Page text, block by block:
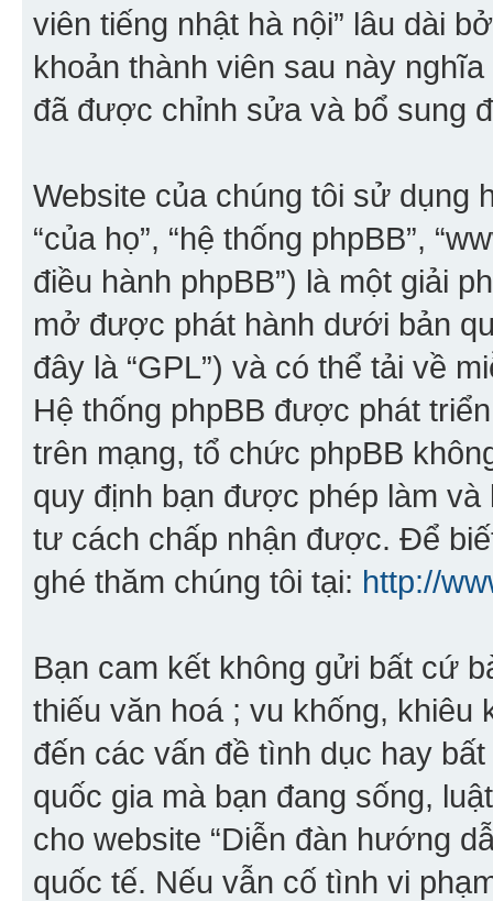
viên tiếng nhật hà nội” lâu dài
khoản thành viên sau này
đã được chỉnh sửa và bổ sung
Website của chúng tôi sử dụng
“của họ”, “hệ thống phpBB”,
điều hành phpBB”) là một giải
mở được phát hành dưới bản
đây là “GPL”) và có thể tải về
Hệ thống phpBB được phát
trên mạng, tổ chức phpBB
quy định bạn được phép làm
tư cách chấp nhận được. Để
ghé thăm chúng tôi tại: http://
Bạn cam kết không gửi bất cứ
thiếu văn hoá ; vu khống,
đến các vấn đề tình dục hay
quốc gia mà bạn đang sống,
cho website “Diễn đàn hướng
quốc tế. Nếu vẫn cố tình vi